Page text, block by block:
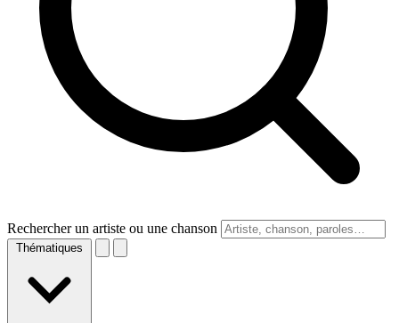
Rechercher un artiste ou une chanson
Thématiques